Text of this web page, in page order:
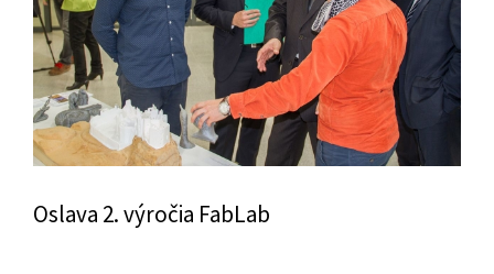
Oslava 2. výročia FabLab